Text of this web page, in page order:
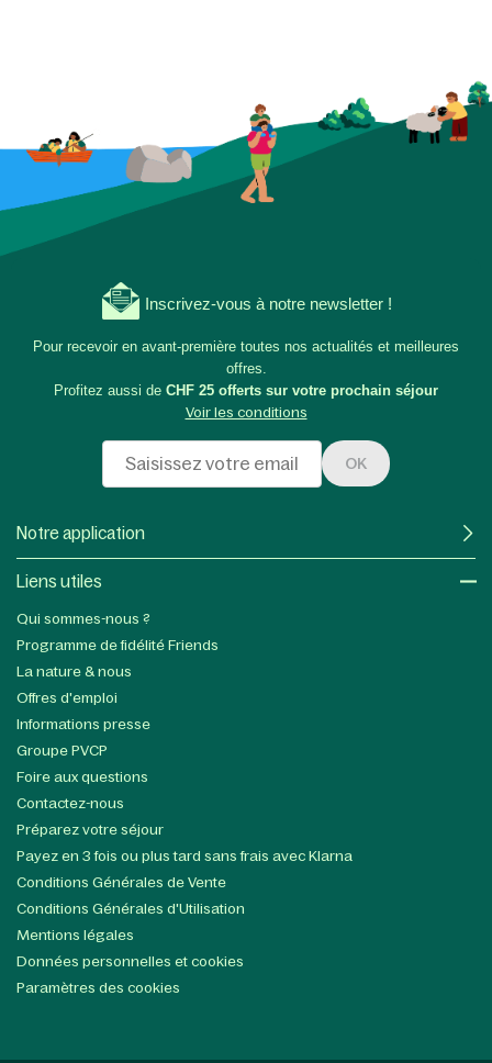
Inscrivez-vous à notre newsletter !
Pour recevoir en avant-première toutes nos actualités et meilleures
offres.
Profitez aussi de CHF 25 offerts sur votre prochain séjour
Voir les conditions
OK
Notre application
Liens utiles​
Qui sommes-nous ?
Programme de fidélité Friends
La nature & nous
Offres d'emploi
Informations presse
Groupe PVCP
Foire aux questions
Contactez-nous
Préparez votre séjour
Payez en 3 fois ou plus tard sans frais avec Klarna
Conditions Générales de Vente
Conditions Générales d'Utilisation
Mentions légales
Données personnelles et cookies
Paramètres des cookies